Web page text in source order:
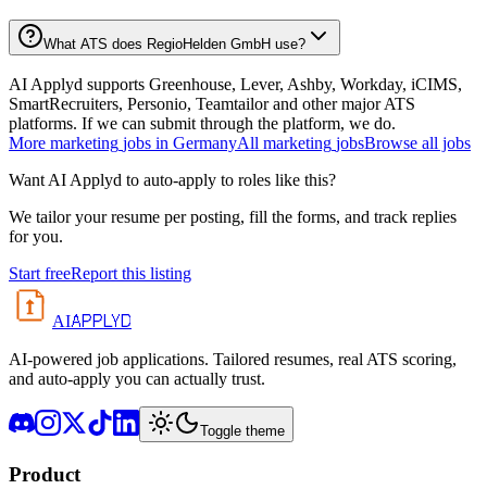
What ATS does RegioHelden GmbH use?
AI Applyd supports Greenhouse, Lever, Ashby, Workday, iCIMS,
SmartRecruiters, Personio, Teamtailor and other major ATS
platforms. If we can submit through the platform, we do.
More marketing jobs in GermanyAll marketing jobsBrowse all jobs
Want AI Applyd to auto-apply to roles like this?
We tailor your resume per posting, fill the forms, and track replies
for you.
Start freeReport this listing
AIAPPLYD
AI-powered job applications. Tailored resumes, real ATS scoring,
and auto-apply you can actually trust.
Toggle theme
Product